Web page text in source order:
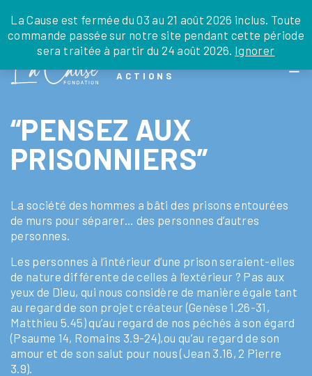
to
the
La Cause est fermée du 03 au 21 août 2026 inclus. Toute
commande passée sur notre site pendant cette période
sera traitée à partir du 24 août 2026. Ignorer
JE DONNE JE PARRAINE NOUS SOUTENIR
DEPUIS LA FRANCE
DEPUIS L’INTERNATIONAL
EN TANT QU’ORGANISATION
0 ARTICLE
ACTIONS
“PENSEZ AUX
PRISONNIERS”
La société des hommes a bâti des prisons entourées
de murs pour séparer… des personnes d’autres
personnes.
Les personnes à l’intérieur d’une prison seraient-elles
de nature différente de celles à l’extérieur ? Pas aux
yeux de Dieu, qui nous considère de manière égale tant
au regard de son projet créateur (Genèse 1.26-31,
Matthieu 5.45) qu’au regard de nos péchés à son égard
(Psaume 14, Romains 3.9-24),ou qu’au regard de son
amour et de son salut pour nous (Jean 3.16, 2 Pierre
3.9).